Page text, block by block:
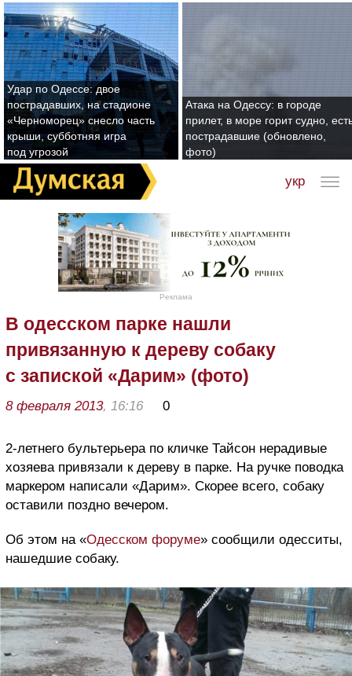
Удар по Одессе: двое
пострадавших, на стадионе
«Черноморец» снесло часть
крыши, субботняя игра
под угрозой
Атака на Одессу: в городе
прилет, в море горит судно,
пострадавшие (обновлено,
фото)
укр
Реклама
В одесском парке нашли
привязанную к дереву собаку
с запиской «Дарим» (фото)
8 февраля 2013, 16:16 0
2-летнего бультерьера по кличке Тайсон нерадивые
хозяева привязали к дереву в парке. На ручке поводка
маркером написали «Дарим». Скорее всего, собаку
оставили поздно вечером.
Об этом на «Одесском форуме» сообщили одесситы,
нашедшие собаку.